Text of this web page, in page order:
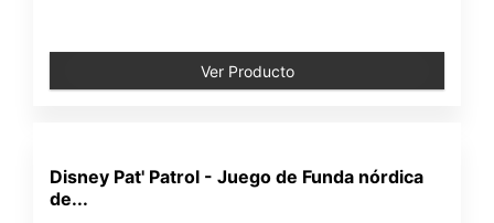
Ver Producto
Disney Pat' Patrol - Juego de Funda nórdica
de...